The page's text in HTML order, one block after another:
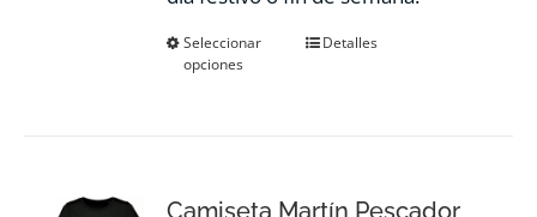
Seleccionar
opciones
Este
se
Detalles
Camiseta Martín Pescador